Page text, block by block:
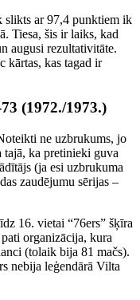
slikts ar 97,4 punktiem ik
Tiesa, šis ir laiks, kad
augusi rezultativitāte.
kārtas, kas tagad ir
(1972./1973.)
ne uzbrukums, jo
ka pretinieki guva
(ja esi uzbrukuma
zaudējumu sērijas –
16. vietai “76ers” šķīra
organizācija, kura
(tolaik bija 81 mačs).
nebija leģendārā Vilta